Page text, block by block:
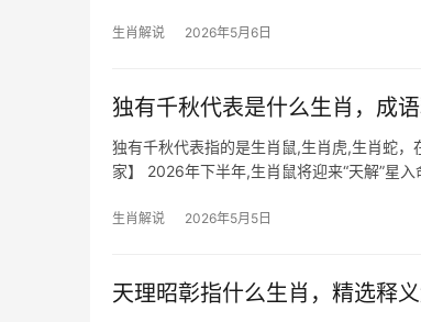
生肖解说 2026年5月6日
独有千秋代表是什么生肖，成
独有千秋代表指的是生肖鼠,生肖虎,生肖蛇
家】 2026年下半年,生肖鼠将迎来“天解”星
生肖解说 2026年5月5日
天理昭彰指什么生肖，精选释